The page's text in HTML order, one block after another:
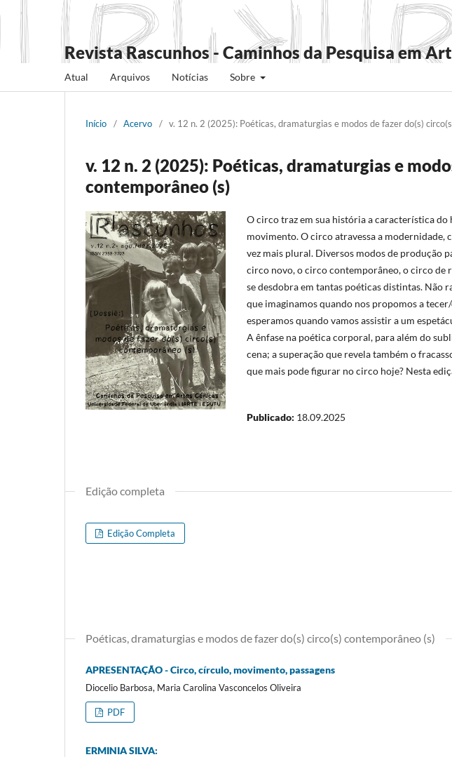
Revista Rascunhos - Caminhos da Pesquisa em
Atual Arquivos Notícias Sobre
Início / Acervo / v. 12 n. 2 (2025): Poéticas, dramaturgias e modos de fazer do(s)
v. 12 n. 2 (2025): Poéticas, dramaturgias e
contemporâneo (s)
O circo traz em sua história a característica
movimento. O circo atravessa a modernidade,
vez mais plural. Diversos modos de produção
circo novo, o circo contemporâneo, o circo de
se desdobra em tantas poéticas distintas. Não
que imaginamos quando nos propomos a
esperamos quando vamos assistir a um
A ênfase na poética corporal, para além do
cena; a superação que revela também o
que mais pode figurar no circo hoje? Nesta
Publicado: 18.09.2025
Edição completa
Edição Completa
Poéticas, dramaturgias e modos de fazer do(s) circo(s) contemporâneo (s)
APRESENTAÇÃO - Circo, círculo, movimento, passagens
Diocelio Barbosa, Maria Carolina Vasconcelos Oliveira
PDF
ERMINIA SILVA: